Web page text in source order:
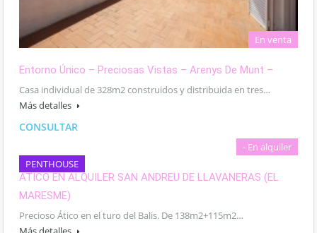
En venta
Entorno Único – Preciosas Vistas – Arenys De Munt –
Casa individual de 328m2 construidos y distribuida en tres…
Más detalles
CONSULTAR
PENTHOUSE
- En alquiler
ATICO EN ALQUILER SAN ANDREU DE LLAVANERAS (EL
MARESME)
Precioso Ático en el turo del Balis. De 138m2+115m2…